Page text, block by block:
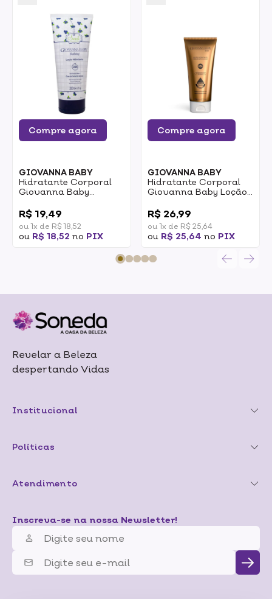
Compre agora
GIOVANNA BABY
Hidratante Corporal
Giovanna Baby
R$ 19,49
ou 1x de R$ 18,52
ou R$ 18,52 no PIX
Compre agora
GIOVANNA BABY
Hidratante Corporal
Giovanna Baby Loção
R$ 26,99
ou 1x de R$ 25,64
ou R$ 25,64 no PIX
Revelar a Beleza
despertando Vidas
Institucional
Políticas
Atendimento
Inscreva-se na nossa Newsletter!